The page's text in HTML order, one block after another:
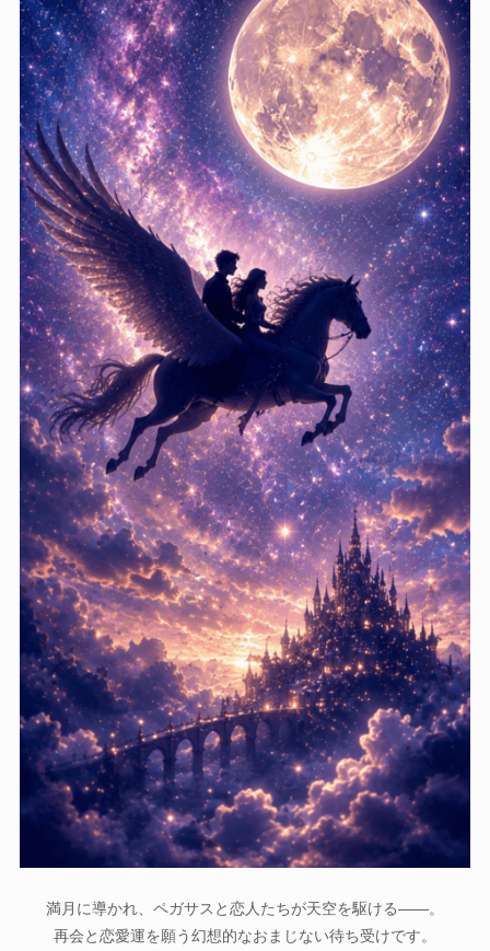
満月に導かれ、ペガサスと恋人たちが天空を駆ける――。
再会と恋愛運を願う幻想的なおまじない待ち受けです。